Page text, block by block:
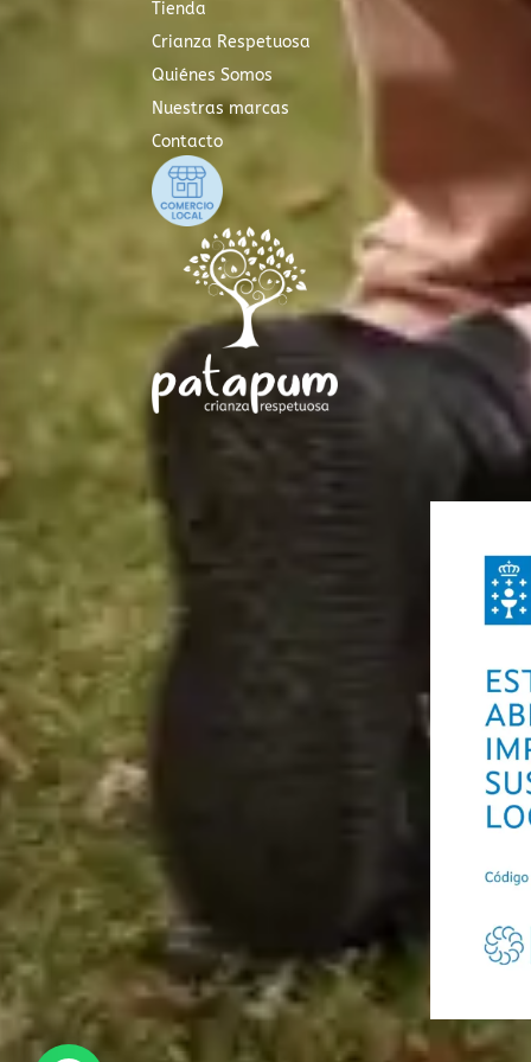
Tienda
Crianza Respetuosa
Quiénes Somos
Nuestras marcas
Contacto